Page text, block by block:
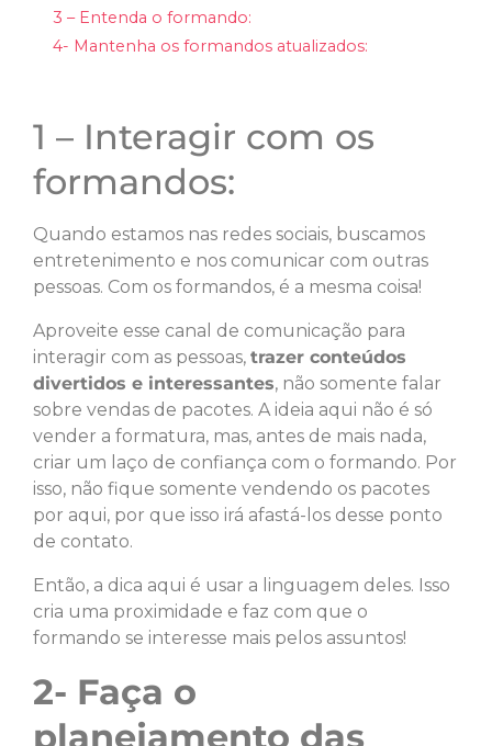
3 – Entenda o formando:
4- Mantenha os formandos atualizados:
1 – Interagir com os
formandos:
Quando estamos nas redes sociais, buscamos
entretenimento e nos comunicar com outras
pessoas. Com os formandos, é a mesma coisa!
Aproveite esse canal de comunicação para
interagir com as pessoas, trazer conteúdos
divertidos e interessantes, não somente falar
sobre vendas de pacotes. A ideia aqui não é só
vender a formatura, mas, antes de mais nada,
criar um laço de confiança com o formando. Por
isso, não fique somente vendendo os pacotes
por aqui, por que isso irá afastá-los desse ponto
de contato.
Então, a dica aqui é usar a linguagem deles. Isso
cria uma proximidade e faz com que o
formando se interesse mais pelos assuntos!
2- Faça o
planejamento das